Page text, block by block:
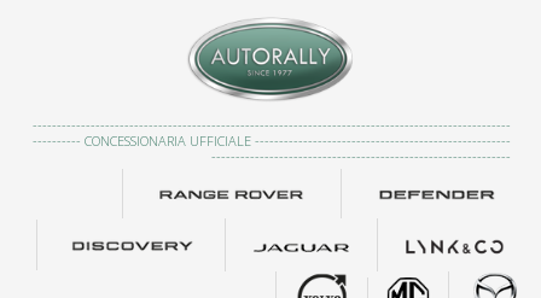
---------------------------------------------------------------------------------------------------
---------- CONCESSIONARIA UFFICIALE -----------------------------------------------------
--------------------------------------------------------------